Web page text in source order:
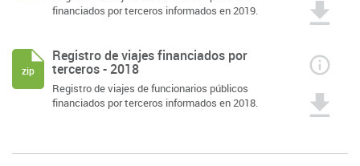
financiados por terceros informados en 2019.
Registro de viajes financiados por
terceros - 2018
Registro de viajes de funcionarios públicos
financiados por terceros informados en 2018.
zip